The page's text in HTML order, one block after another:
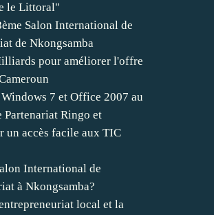
le Littoral"
Salon International de
de Nkongsamba
pour améliorer l'offre
7 et Office 2007 au
Partenariat Ringo et
un accès facile aux TIC
International de
à Nkongsamba?
local et la